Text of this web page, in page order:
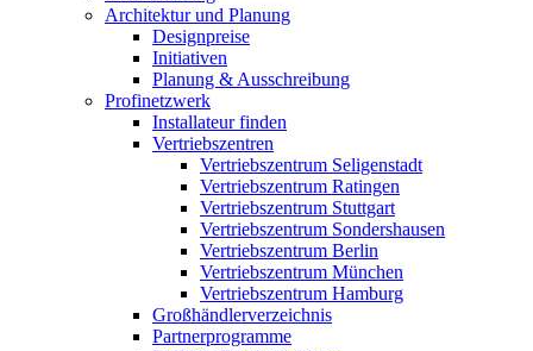
Architektur und Planung
Designpreise
Initiativen
Planung & Ausschreibung
Profinetzwerk
Installateur finden
Vertriebszentren
Vertriebszentrum Seligenstadt
Vertriebszentrum Ratingen
Vertriebszentrum Stuttgart
Vertriebszentrum Sondershausen
Vertriebszentrum Berlin
Vertriebszentrum München
Vertriebszentrum Hamburg
Großhändlerverzeichnis
Partnerprogramme